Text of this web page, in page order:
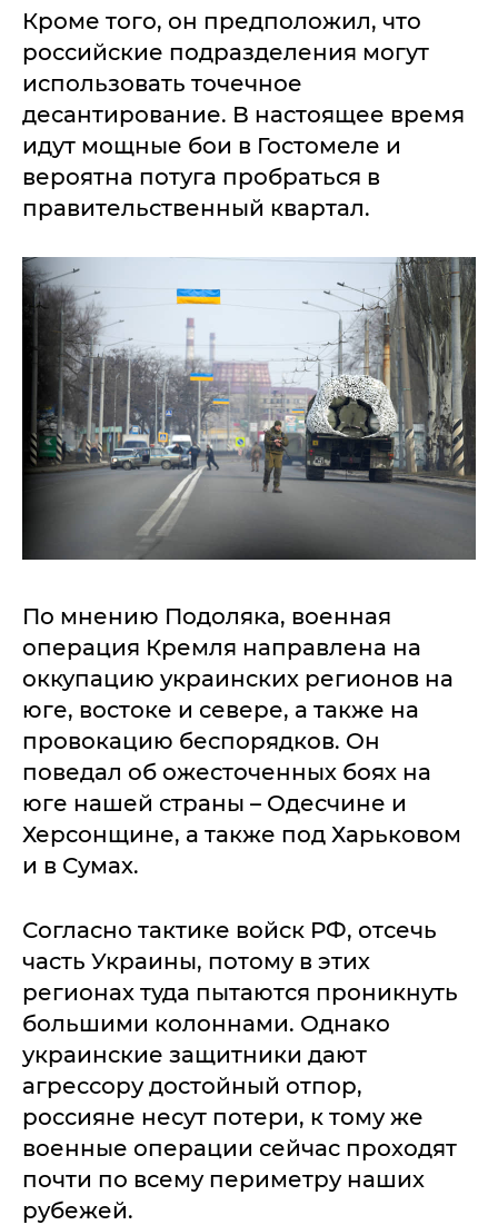
Кроме того, он предположил, что
российские подразделения могут
использовать точечное
десантирование. В настоящее время
идут мощные бои в Гостомеле и
вероятна потуга пробраться в
правительственный квартал.
По мнению Подоляка, военная
операция Кремля направлена на
оккупацию украинских регионов на
юге, востоке и севере, а также на
провокацию беспорядков. Он
поведал об ожесточенных боях на
юге нашей страны – Одесчине и
Херсонщине, а также под Харьковом
и в Сумах.
Согласно тактике войск РФ, отсечь
часть Украины, потому в этих
регионах туда пытаются проникнуть
большими колоннами. Однако
украинские защитники дают
агрессору достойный отпор,
россияне несут потери, к тому же
военные операции сейчас проходят
почти по всему периметру наших
рубежей.